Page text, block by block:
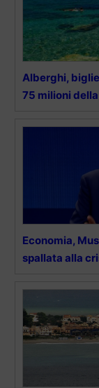
Alberghi,
75 milioni
Economia,
spallata alla